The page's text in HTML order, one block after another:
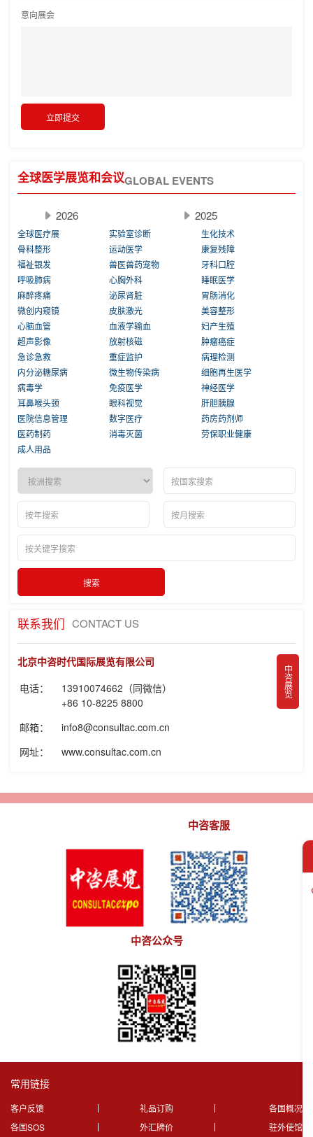
意向展会
全球医学展览和会议GLOBAL EVENTS
2026 2025
全球医疗展 实验室诊断
生化技术
骨科整形
运动医学
康复残障
福祉银发
兽医兽药宠物
牙科口腔
呼吸肺病
心胸外科
睡眠医学
麻醉疼痛
泌尿肾脏
胃肠消化
微创内窥镜
皮肤激光
美容整形
心脑血管
血液学输血
妇产生殖
超声影像
放射核磁
肿瘤癌症
急诊急救
重症监护
病理检测
内分泌糖尿病
微生物传染病
细胞再生医学
病毒学
免疫医学
神经医学
耳鼻喉头颈
眼科视觉
肝胆胰腺
医院信息管理
数字医疗
药房药剂师
医药制药
消毒灭菌
劳保职业健康
成人用品
联系我们 CONTACT US
北京中咨时代国际展览有限公司
电话：
13910074662（同微信）
+86 10-8225 8800
邮箱：
info8@consultac.com.cn
网址：
www.consultac.com.cn
中咨展览
中咨客服
中咨公众号
常用链接
客户反馈 礼品订购
各国概况
各国SOS
外汇牌价 驻外使馆